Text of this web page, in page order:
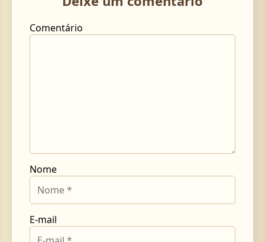
Comentário
Nome
E-mail